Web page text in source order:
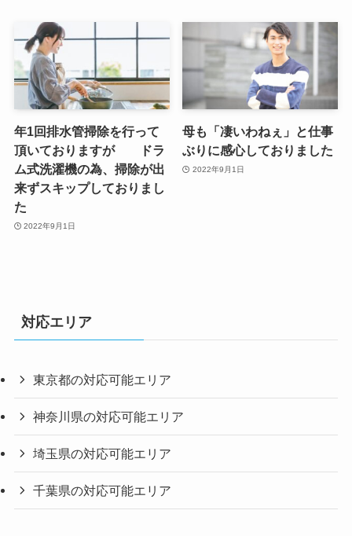
年1回排水管掃除を行って
頂いておりますが ドラ
ム式洗濯機の為、掃除が出
来ずスキップしておりまし
た
2022年9月1日
母も「凄いわねぇ」と仕事
ぶりに感心しておりました
2022年9月1日
対応エリア
東京都の対応可能エリア
神奈川県の対応可能エリア
埼玉県の対応可能エリア
千葉県の対応可能エリア